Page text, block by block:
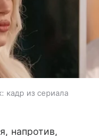
кадр из сериала
напротив,